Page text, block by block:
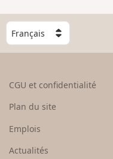
C
h
o
e
u
CGU et confidentialité
Plan du site
Emplois
Actualités